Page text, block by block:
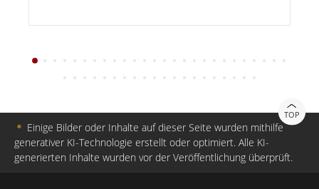
TOP
＊ Einige Bilder oder Inhalte auf dieser Seite wurden mithilfe
generativer KI-Technologie erstellt oder optimiert. Alle KI-
generierten Inhalte wurden vor der Veröffentlichung überprüft.